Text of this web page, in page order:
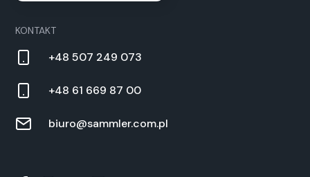
KON­TAKT
+48 507 249 073
+48 61 669 87 00
biuro@sammler.com.pl